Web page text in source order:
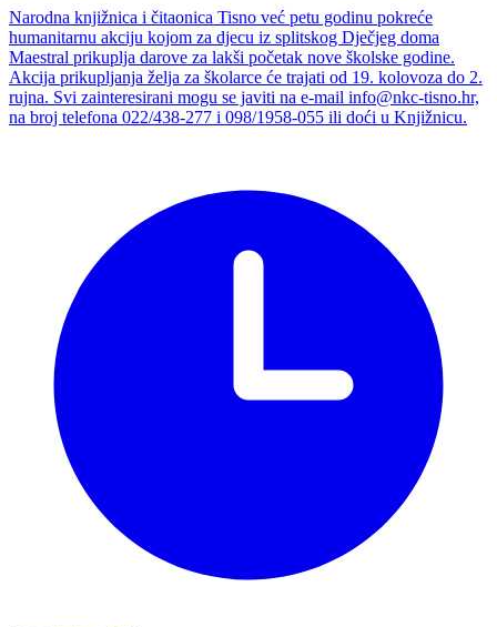
Narodna knjižnica i čitaonica Tisno već petu godinu pokreće
humanitarnu akciju kojom za djecu iz splitskog Dječjeg doma
Maestral prikuplja darove za lakši početak nove školske godine.
Akcija prikupljanja želja za školarce će trajati od 19. kolovoza do 2.
rujna. Svi zainteresirani mogu se javiti na e-mail info@nkc-tisno.hr,
na broj telefona 022/438-277 i 098/1958-055 ili doći u Knjižnicu.